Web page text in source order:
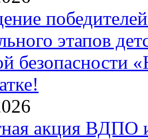
этапов
безопасности
акция